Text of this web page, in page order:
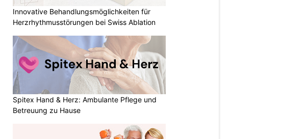
Innovative Behandlungsmöglichkeiten für
Herzrhythmusstörungen bei Swiss Ablation
Spitex Hand & Herz: Ambulante Pflege und
Betreuung zu Hause